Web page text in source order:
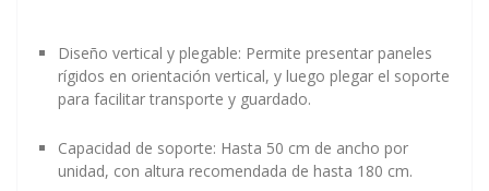
Diseño vertical y plegable: Permite presentar paneles
rígidos en orientación vertical, y luego plegar el soporte
para facilitar transporte y guardado.
Capacidad de soporte: Hasta 50 cm de ancho por
unidad, con altura recomendada de hasta 180 cm.